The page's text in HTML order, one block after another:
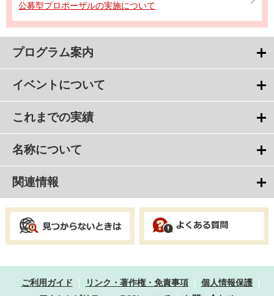
公募型プロポーザルの実施について
プログラム案内
イベントについて
これまでの実績
名称について
関連情報
ご利用ガイド リンク・著作権・免責事項
個人情報保護